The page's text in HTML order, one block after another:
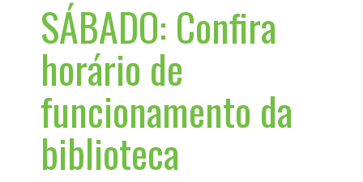
SÁBADO: Confira
horário de
funcionamento da
biblioteca